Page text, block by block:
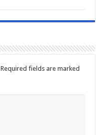
Required fields are marked